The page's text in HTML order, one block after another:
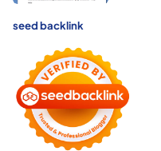
seed backlink